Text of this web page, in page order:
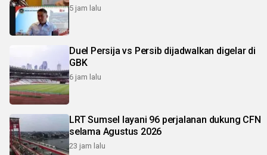
5 jam lalu
Duel Persija vs Persib dijadwalkan digelar di
GBK
6 jam lalu
LRT Sumsel layani 96 perjalanan dukung CFN
selama Agustus 2026
23 jam lalu